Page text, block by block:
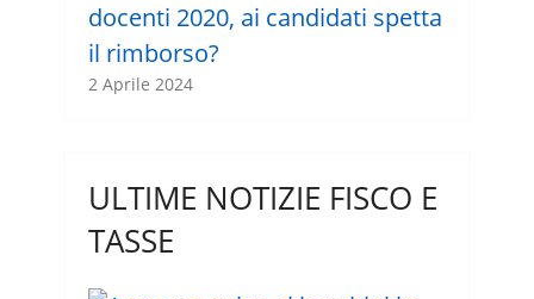
docenti 2020, ai candidati spetta
il rimborso?
2 Aprile 2024
ULTIME NOTIZIE FISCO E
TASSE